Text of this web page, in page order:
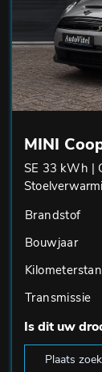
MINI
SE 33 kWh |
Brandstof
Bouwjaar
Transmissie
Is dit uw
Plaats